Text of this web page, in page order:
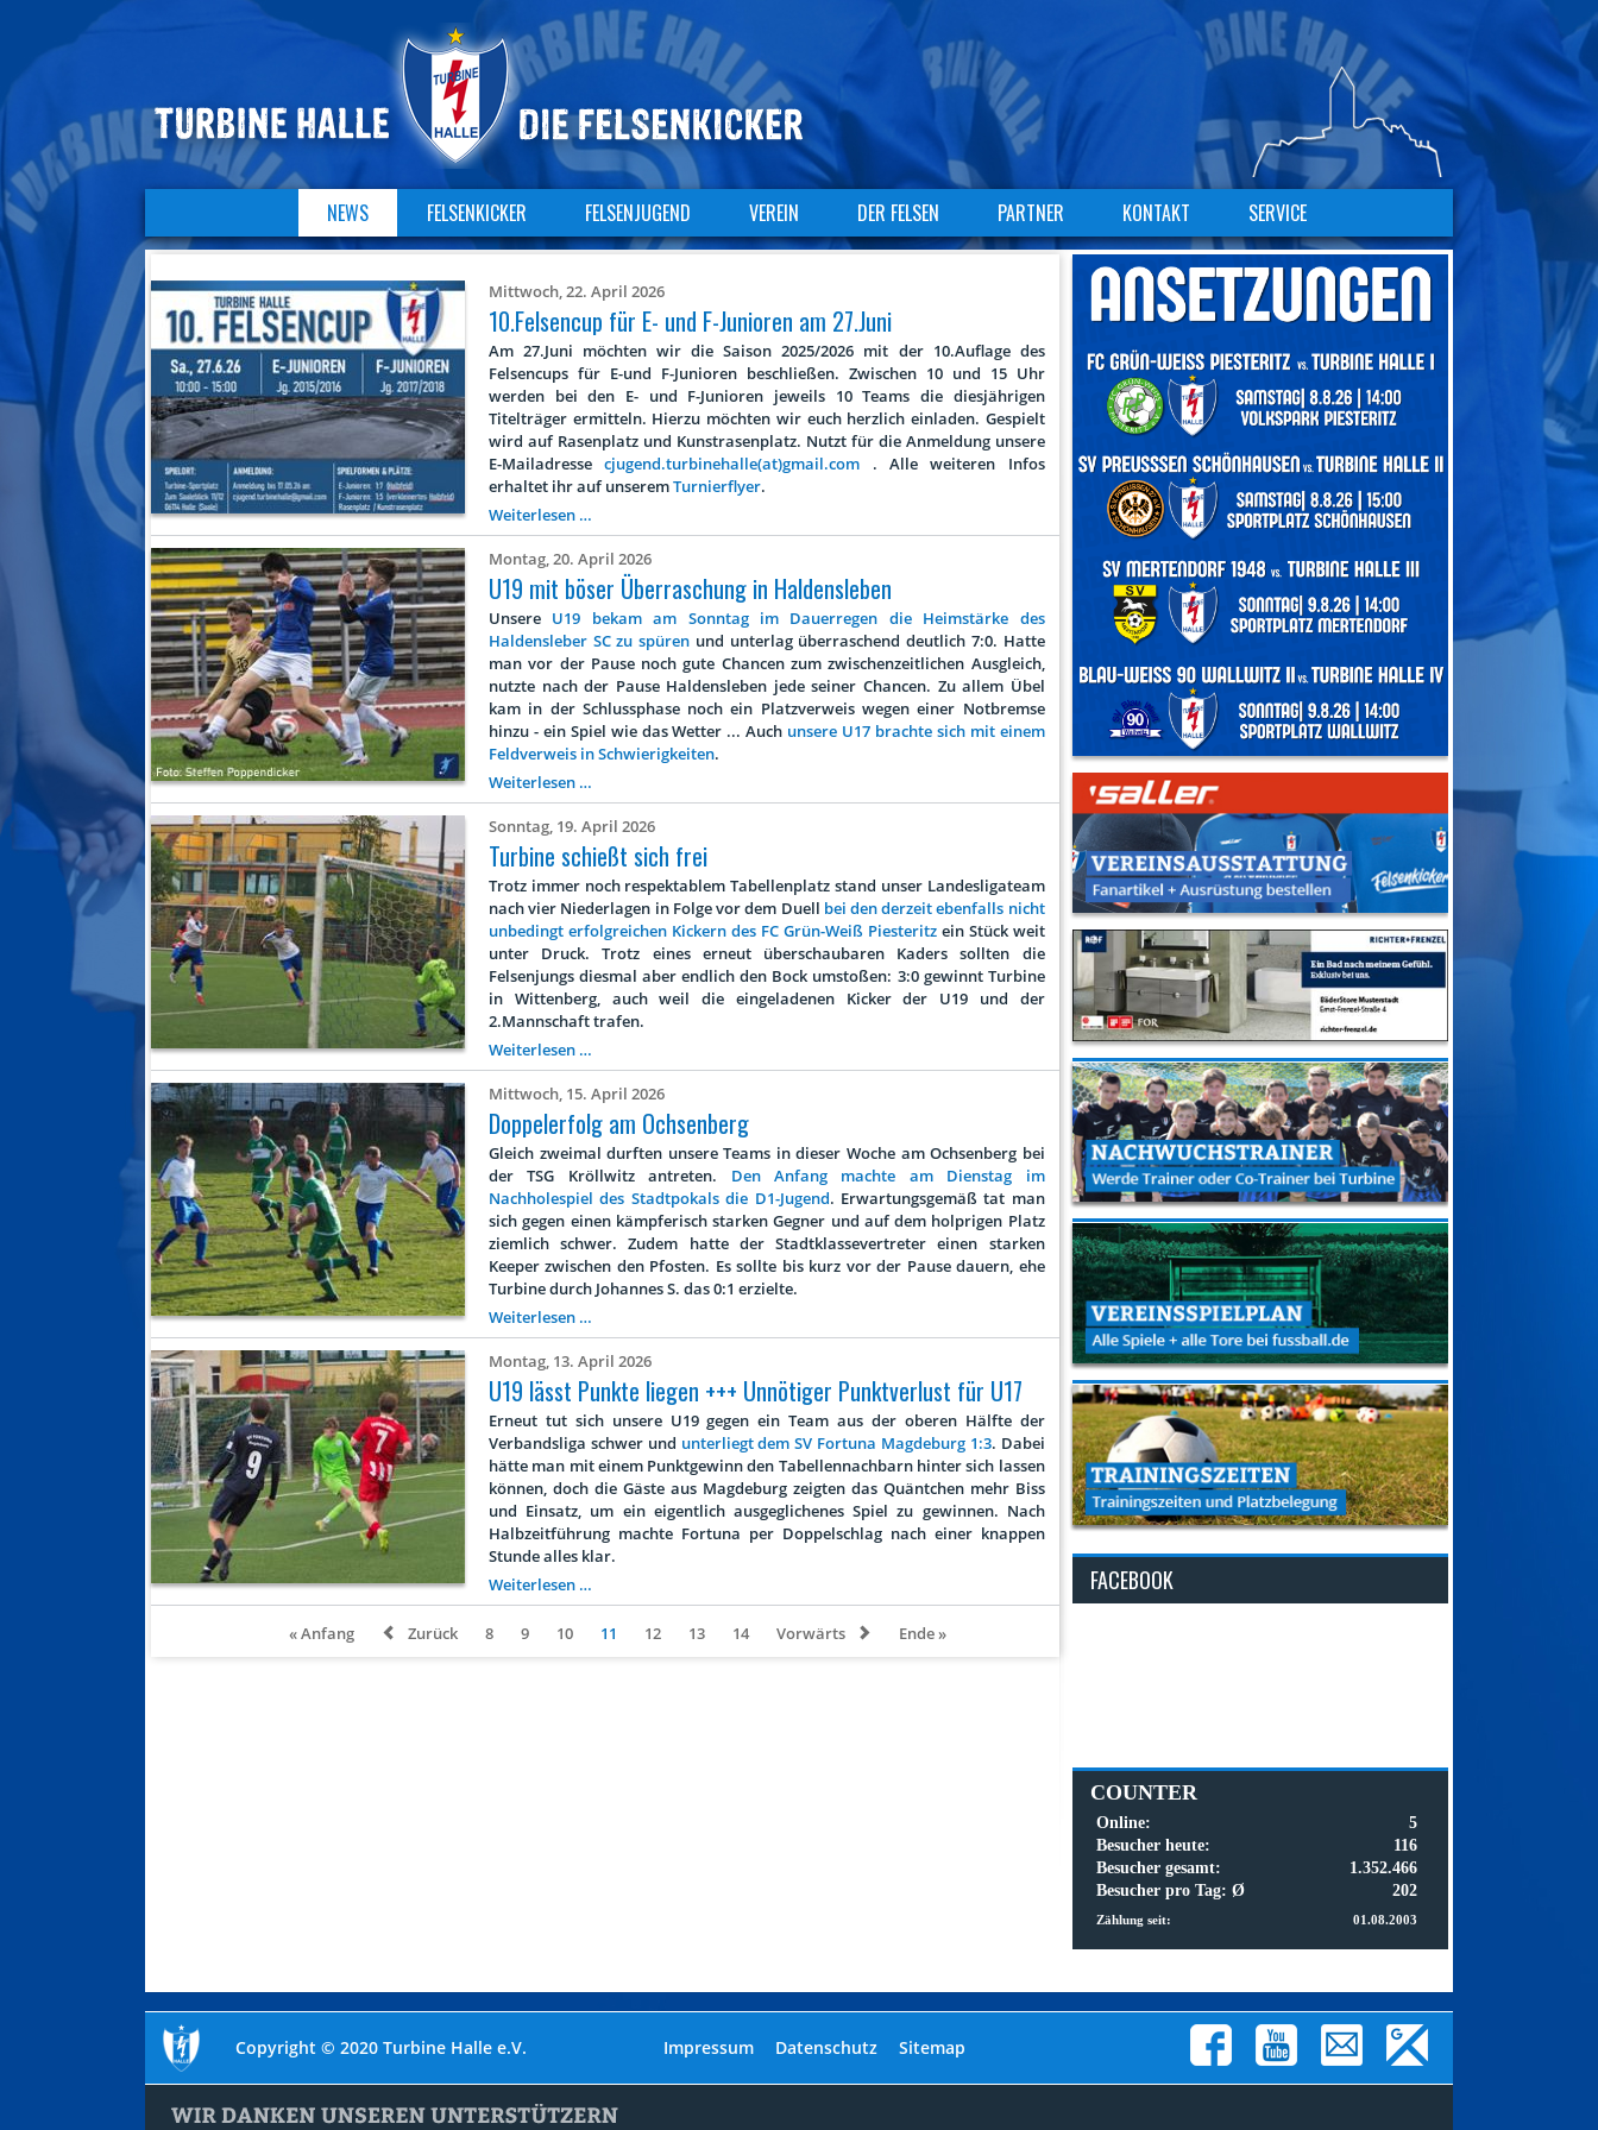
NAVIGATION
ÜBERSPRINGEN
NEWS FELSENKICKER FELSENJUGEND VEREIN DER FELSEN PARTNER KONTAKT SERVICE
Navigation
überspringen
Mittwoch, 22. April 2026
10.Felsencup für E- und F-Junioren am 27.Juni
Am 27.Juni möchten wir die Saison 2025/2026 mit der 10.Auflage des
Felsencups für E-und F-Junioren beschließen. Zwischen 10 und 15 Uhr
werden bei den E- und F-Junioren jeweils 10 Teams die diesjährigen
Titelträger ermitteln. Hierzu möchten wir euch herzlich einladen. Gespielt
wird auf Rasenplatz und Kunstrasenplatz. Nutzt für die Anmeldung unsere
E-Mailadressecjugend.turbinehalle(at)gmail.com . Alle weiteren Infos
erhaltet ihr auf unseremTurnierflyer.
Weiterlesen …
für
E-
und
F-
Junioren
am
27.Juni
Montag, 20. April 2026
U19 mit böser Überraschung in Haldensleben
Unsere U19 bekam am Sonntag im Dauerregen die Heimstärke des
Haldensleber SC zu spüren und unterlag überraschend deutlich 7:0. Hatte
man vor der Pause noch gute Chancen zum zwischenzeitlichen Ausgleich,
nutzte nach der Pause Haldensleben jede seiner Chancen. Zu allem Übel
kam in der Schlussphase noch ein Platzverweis wegen einer Notbremse
hinzu - ein Spiel wie das Wetter ... Auch unsere U17 brachte sich mit einem
Feldverweis in Schwierigkeiten.
Weiterlesen …
mit
böser
Überraschung
in
Haldensleben
Sonntag, 19. April 2026
Turbine schießt sich frei
Trotz immer noch respektablem Tabellenplatz stand unser Landesligateam
nach vier Niederlagen in Folge vor dem Duell bei den derzeit ebenfalls nicht
unbedingt erfolgreichen Kickern des FC Grün-Weiß Piesteritz ein Stück weit
unter Druck. Trotz eines erneut überschaubaren Kaders sollten die
Felsenjungs diesmal aber endlich den Bock umstoßen: 3:0 gewinnt Turbine
in Wittenberg, auch weil die eingeladenen Kicker der U19 und der
2.Mannschaft trafen.
Weiterlesen …
schießt
sich
frei
Mittwoch, 15. April 2026
Doppelerfolg am Ochsenberg
Gleich zweimal durften unsere Teams in dieser Woche am Ochsenberg bei
der TSG Kröllwitz antreten. Den Anfang machte am Dienstag im
Nachholespiel des Stadtpokals die D1-Jugend. Erwartungsgemäß tat man
sich gegen einen kämpferisch starken Gegner und auf dem holprigen Platz
ziemlich schwer. Zudem hatte der Stadtklassevertreter einen starken
Keeper zwischen den Pfosten. Es sollte bis kurz vor der Pause dauern, ehe
Turbine durch Johannes S. das 0:1 erzielte.
Weiterlesen …
am
Ochsenberg
Montag, 13. April 2026
U19 lässt Punkte liegen +++ Unnötiger Punktverlust für U17
Erneut tut sich unsere U19 gegen ein Team aus der oberen Hälfte der
Verbandsliga schwer und unterliegt dem SV Fortuna Magdeburg 1:3. Dabei
hätte man mit einem Punktgewinn den Tabellennachbarn hinter sich lassen
können, doch die Gäste aus Magdeburg zeigten das Quäntchen mehr Biss
und Einsatz, um ein eigentlich ausgeglichenes Spiel zu gewinnen. Nach
Halbzeitführung machte Fortuna per Doppelschlag nach einer knappen
Stunde alles klar.
Weiterlesen …
lässt
Punkte
« Anfang Zurück 8 9 10 11 12 13 14 Vorwärts Ende »
FACEBOOK
COUNTER
Online:
5
Besucher heute:
116
Besucher gesamt:
1.352.466
Besucher pro Tag: Ø
202
Zählung seit: 01.08.2003
Copyright © 2020 Turbine Halle e.V.
Navigation
Impressum Datenschutz Sitemap